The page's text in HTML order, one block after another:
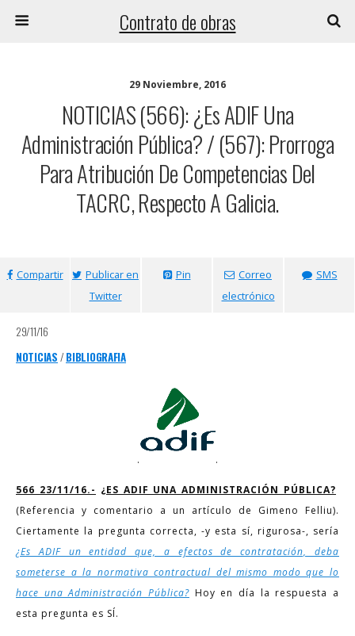
Contrato de obras
29 Noviembre, 2016
NOTICIAS (566): ¿Es ADIF Una
Administración Pública? / (567): Prorroga
Para Atribución De Competencias Del
TACRC, Respecto A Galicia.
Compartir
Publicar en
Twitter
Pin
Correo
electrónico
SMS
29/11/16
NOTICIAS / BIBLIOGRAFIA
. .
566_23/11/16.- ¿ES ADIF UNA ADMINISTRACIÓN PÚBLICA?
(Referencia y comentario a un artículo de Gimeno Felliu).
Ciertamente la pregunta correcta, -y esta sí, rigurosa-, sería
¿Es ADIF un entidad que, a efectos de contratación, deba
someterse a la normativa contractual del mismo modo que lo
hace una Administración Pública? Hoy en día la respuesta a
esta pregunta es SÍ.